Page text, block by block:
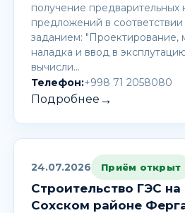
получение предварительных
предложений в
заданием: "Проектирование,
наладка и ввод в
вычисли…
Телефон:+998 71 2058080
Подробнее →
24.07.2026 Приём открыт
Строительство ГЭС на
Сохском районе